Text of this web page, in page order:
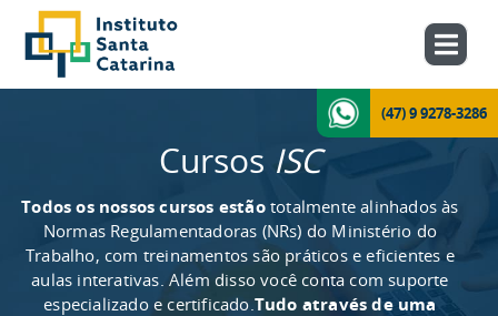
(47) 9 9278-3286
Cursos ISC
Todos os nossos cursos estãototalmente alinhados às
Normas Regulamentadoras (NRs) do Ministério do
Trabalho, com treinamentos são práticos e eficientes e
aulas interativas. Além disso você conta com suporte
especializado e certificado.Tudo através de uma